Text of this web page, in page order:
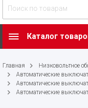
Каталог
Главная Низковольтное
Автоматические
Автоматические
Автоматические